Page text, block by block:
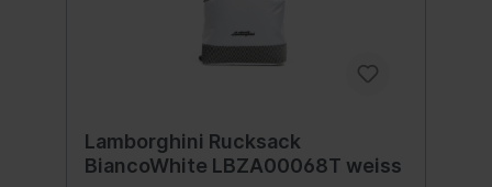
Lamborghini Rucksack
BiancoWhite LBZA00068T weiss